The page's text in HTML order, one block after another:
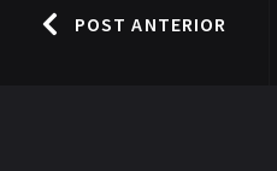
POST ANTERIOR